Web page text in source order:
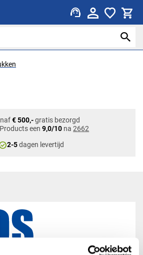
support_agent
€ 500,-gratis bezorgd
een9,0/10 na2662
2-5dagen levertijd